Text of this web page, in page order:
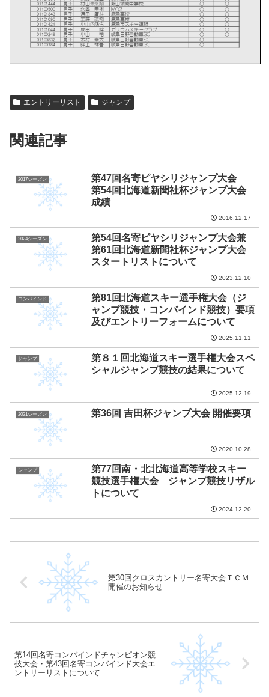
エントリーリスト ジャンプ
関連記事
2017シーズン
第47回名寄ピヤシリジャンプ大会
第54回北海道新聞社杯ジャンプ大会
成績
2016.12.17
2024シーズン
第54回名寄ピヤシリジャンプ大会兼
第61回北海道新聞社杯ジャンプ大会
スタートリストについて
2023.12.10
コンバインド
第81回北海道スキー選手権大会（ジ
ャンプ競技・コンバインド競技）要項
及びエントリーフォームについて
2025.11.11
ジャンプ
第８１回北海道スキー選手権大会スペ
シャルジャンプ競技の結果について
2025.12.19
2021シーズン 第36回 吉田杯ジャンプ大会 開催要項
2020.10.28
ジャンプ
第77回南・北北海道高等学校スキー
競技選手権大会 ジャンプ競技リザル
トについて
2024.12.20
第30回クロスカントリー名寄大会ＴＣＭ
開催のお知らせ
第14回名寄コンバインドチャンピオン競
技大会・第43回名寄コンバインド大会エ
ントリーリストについて